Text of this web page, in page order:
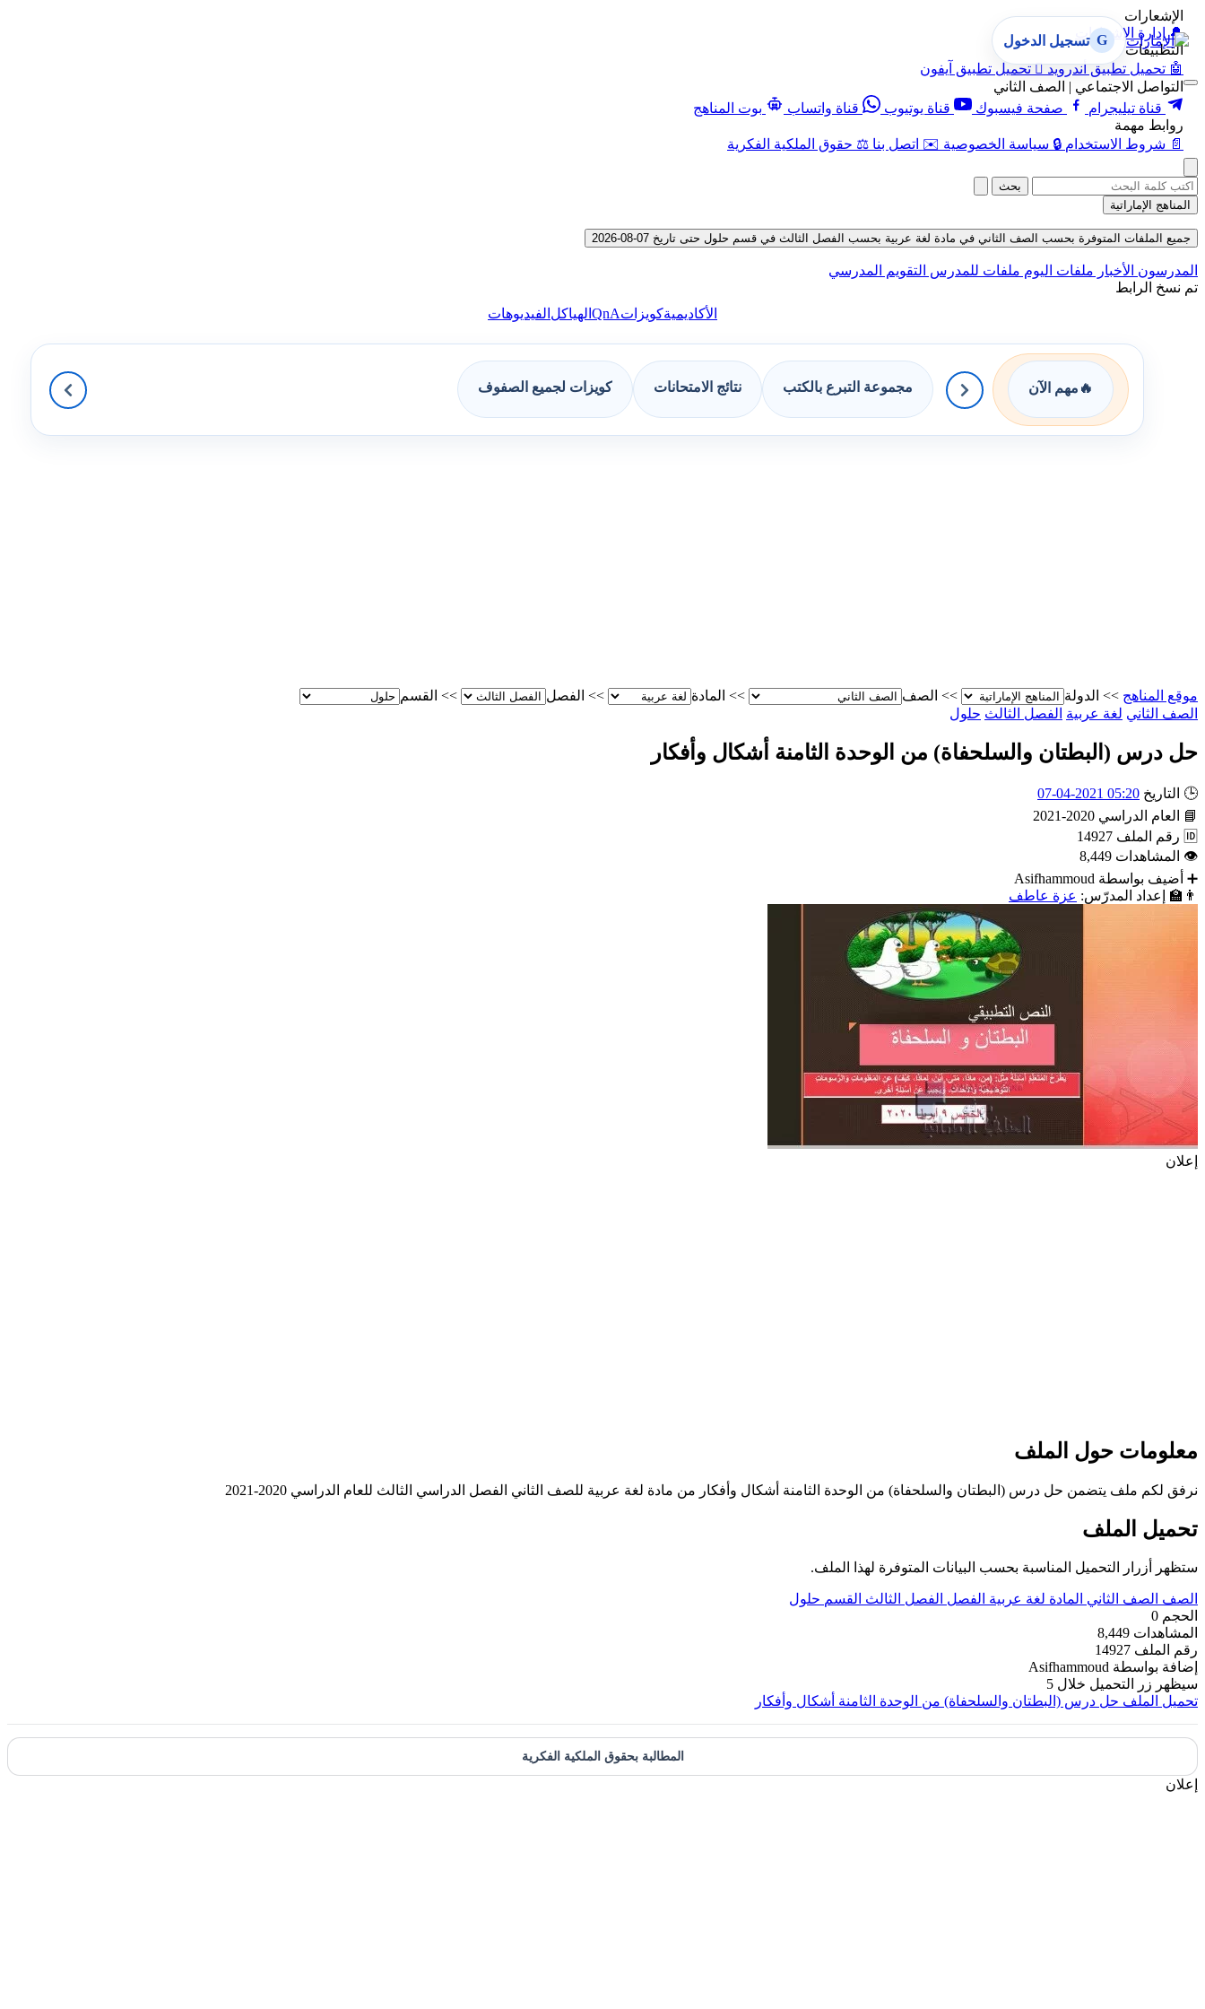
الإشعارات
🔔 إدارة الإشعارات
التطبيقات
🤖 تحميل تطبيق أندرويد  تحميل تطبيق آيفون
التواصل الاجتماعي | الصف الثاني
قناة تيليجرام
صفحة فيسبوك قناة يوتيوب قناة واتساب
بوت المناهج
روابط مهمة
📄 شروط الاستخدام 🔒 سياسة الخصوصية ✉️ اتصل بنا ⚖️ حقوق الملكية الفكرية
G تسجيل الدخول
بحث
المناهج الإماراتية
جميع الملفات المتوفرة بحسب الصف الثاني في مادة لغة عربية بحسب الفصل الثالث في قسم حلول حتى تاريخ 07-08-2026
المدرسون الأخبار ملفات اليوم ملفات للمدرس التقويم المدرسي
تم نسخ الرابط
الأكاديميةكويزاتQnA الهياكل الفيديوهات
🔥 مهم الآن مجموعة التبرع بالكتب نتائج الامتحانات كويزات لجميع الصفوف
موقع المناهج >> الدولة >> الصف >> المادة >> الفصل >> القسم
الصف الثاني لغة عربية الفصل الثالث حلول
حل درس (البطتان والسلحفاة) من الوحدة الثامنة أشكال وأفكار
🕒 التاريخ 05:20 2021-04-07
📘
العام الدراسي 2020-2021
🆔 رقم الملف 14927
👁 المشاهدات 8,449
➕ أضيف بواسطة Asifhammoud
👨‍🏫
إعداد المدرّس: عزة عاطف
إعلان
معلومات حول الملف
نرفق لكم ملف يتضمن حل درس (البطتان والسلحفاة) من الوحدة الثامنة أشكال وأفكار من مادة لغة عربية للصف الثاني الفصل الدراسي الثالث للعام الدراسي 2020-2021
تحميل الملف
ستظهر أزرار التحميل المناسبة بحسب البيانات المتوفرة لهذا الملف.
الصف الصف الثاني المادة لغة عربية الفصل الفصل الثالث القسم حلول
الحجم 0
المشاهدات 8,449
رقم الملف 14927
إضافة بواسطة Asifhammoud
سيظهر زر التحميل خلال 5
تحميل الملف حل درس (البطتان والسلحفاة) من الوحدة الثامنة أشكال وأفكار
المطالبة بحقوق الملكية الفكرية
إعلان